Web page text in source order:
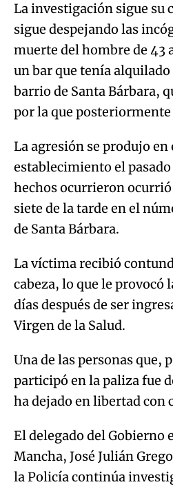
La investigación sigue su
sigue despejando las
muerte del hombre de 43
un bar que tenía
barrio de Santa Bárbara,
por la que
La agresión se produjo
establecimiento el
hechos ocurrieron ocurrió
siete de la tarde en el
de Santa Bárbara.
La víctima recibió
cabeza, lo que le provocó
días después de ser
Virgen de la Salud.
Una de las personas que,
participó en la paliza fue
ha dejado en libertad con
El delegado del Gobierno
Mancha, José Julián
la Policía continúa